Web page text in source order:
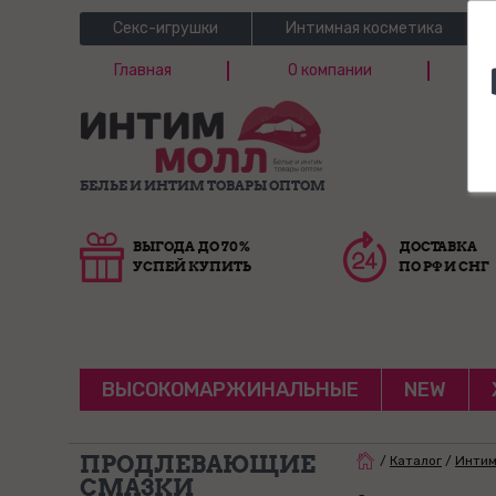
Секс-игрушки Интимная косметика
Главная О компании
БЕЛЬЕ И ИНТИМ ТОВАРЫ ОПТОМ
ВЫГОДА ДО 70%
УСПЕЙ КУПИТЬ
ДОСТАВКА
ПО РФ И СНГ
ВЫСОКОМАРЖИНАЛЬНЫЕ NEW
ПРОДЛЕВАЮЩИЕ
СМАЗКИ
/ Каталог /